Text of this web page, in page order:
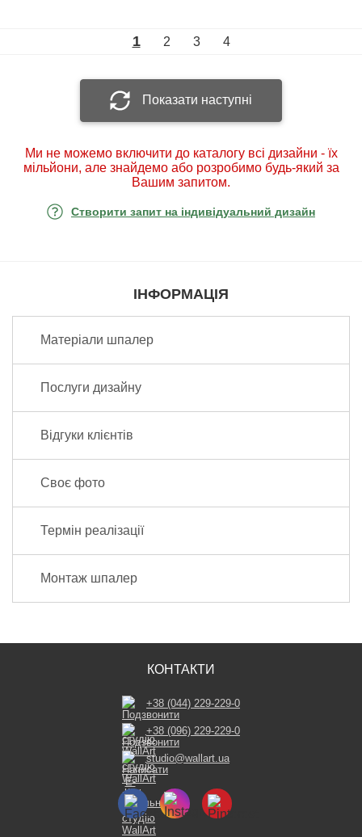
1 2 3 4
Показати наступні
Ми не можемо включити до каталогу всі дизайни - їх
мільйони, але знайдемо або розробимо будь-який за
Вашим запитом.
Створити запит на індивідуальний дизайн
ІНФОРМАЦІЯ
Матеріали шпалер
Послуги дизайну
Відгуки клієнтів
Своє фото
Термін реалізації
Монтаж шпалер
КОНТАКТИ
+38 (044) 229-229-0
+38 (096) 229-229-0
studio@wallart.ua